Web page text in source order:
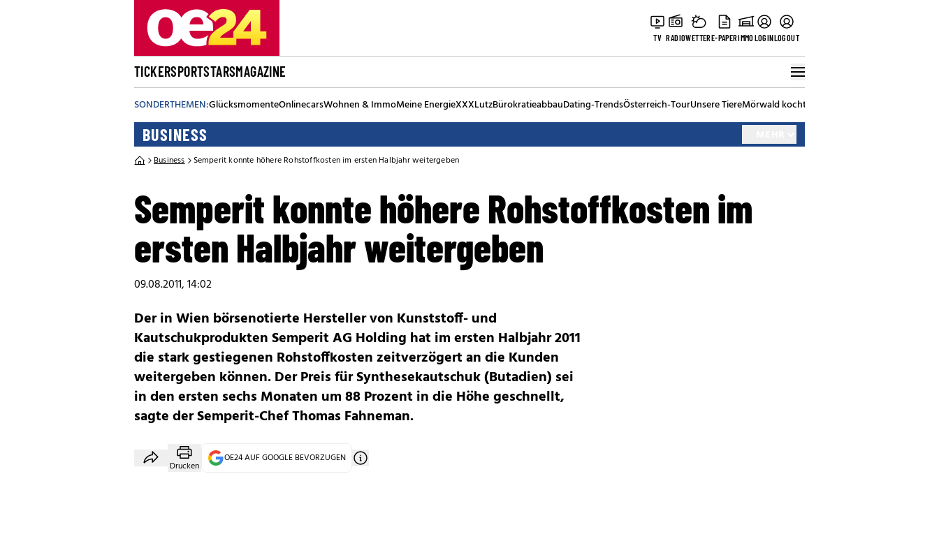
TV RADIOWETTERE-PAPERIMMOLOGINLOGOUT
TICKERSPORTSTARSMAGAZINE
SONDERTHEMEN:GlücksmomenteOnlinecarsWohnen & ImmoMeine EnergieXXXLutzBürokratieabbauDating-TrendsÖsterreich-TourUnsere TiereMörwald kocht
BUSINESS
Business Semperit konnte höhere Rohstoffkosten im ersten Halbjahr weitergeben
Semperit konnte höhere Rohstoffkosten im
ersten Halbjahr weitergeben
09.08.2011, 14:02
Der in Wien börsenotierte Hersteller von Kunststoff- und
Kautschukprodukten Semperit AG Holding hat im ersten Halbjahr 2011
die stark gestiegenen Rohstoffkosten zeitverzögert an die Kunden
weitergeben können. Der Preis für Synthesekautschuk (Butadien) sei
in den ersten sechs Monaten um 88 Prozent in die Höhe geschnellt,
sagte der Semperit-Chef Thomas Fahneman.
Drucken
OE24 AUF GOOGLE BEVORZUGEN